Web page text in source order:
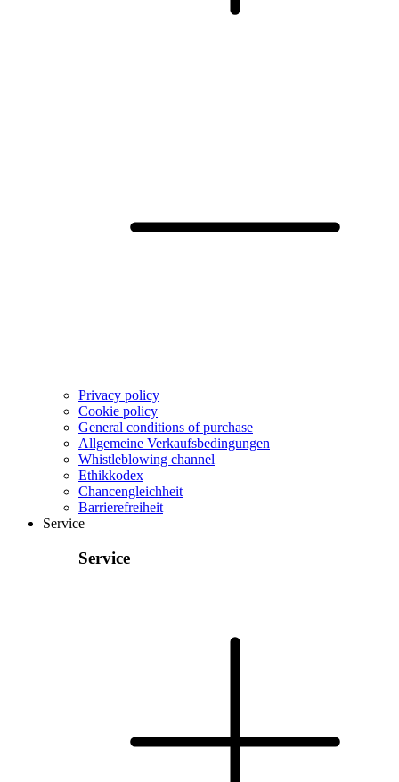
Privacy policy
Cookie policy
General conditions of purchase
Allgemeine Verkaufsbedingungen
Whistleblowing channel
Ethikkodex
Chancengleichheit
Barrierefreiheit
Service
Service